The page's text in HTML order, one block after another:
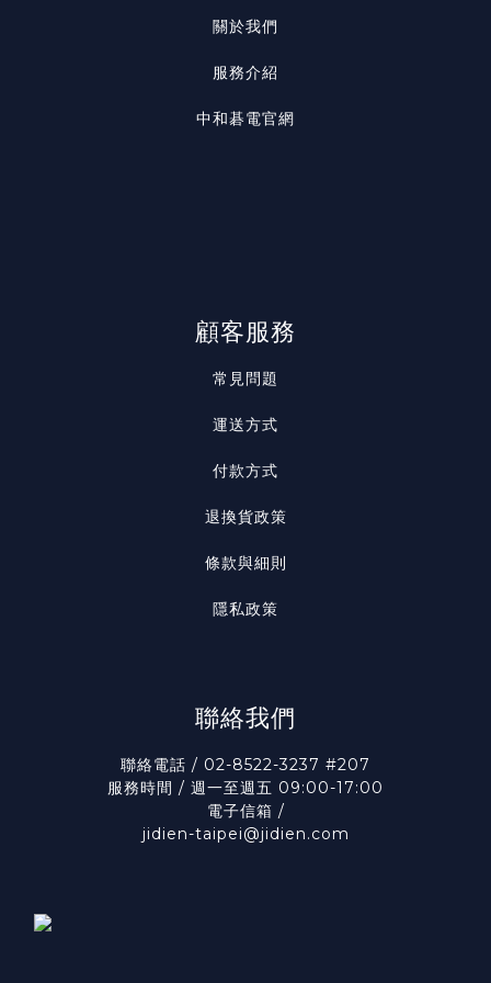
關於我們
服務介紹
中和碁電官網
顧客服務
常見問題
運送方式
付款方式
退換貨政策
條款與細則
隱私政策
聯絡我們
聯絡電話 / 02-8522-3237 #207
服務時間 / 週一至週五 09:00-17:00
電子信箱 /
jidien-taipei@jidien.com